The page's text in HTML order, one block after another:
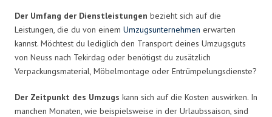
Der Umfang der Dienstleistungen bezieht sich auf die
Leistungen, die du von einem Umzugsunternehmen erwarten
kannst. Möchtest du lediglich den Transport deines Umzugsguts
von Neuss nach Tekirdag oder benötigst du zusätzlich
Verpackungsmaterial, Möbelmontage oder Entrümpelungsdienste?
Der Zeitpunkt des Umzugs kann sich auf die Kosten auswirken. In
manchen Monaten, wie beispielsweise in der Urlaubssaison, sind